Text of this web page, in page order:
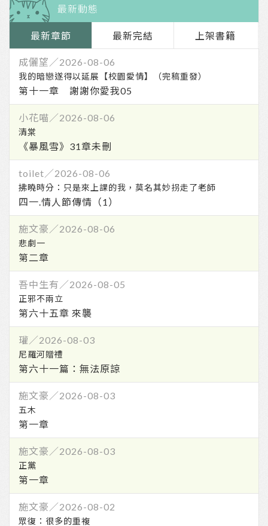
最新動態
最新章節 最新完結 上架書籍
第十一章 謝謝你愛我05
《暴風雪》31章未刪
四一.情人節傳情（1）
第二章
第六十五章 來襲
第六十一篇：無法原諒
第一章
第一章